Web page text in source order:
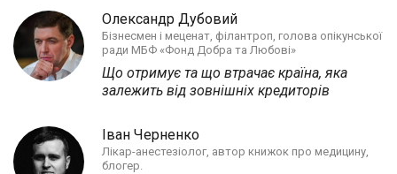
Олександр Дубовий
Бізнесмен і меценат, філантроп, голова опікунської
ради МБФ «Фонд Добра та Любові»
Що отримує та що втрачає країна, яка
залежить від зовнішніх кредиторів
Іван Черненко
Лікар-анестезіолог, автор книжок про медицину,
блогер.